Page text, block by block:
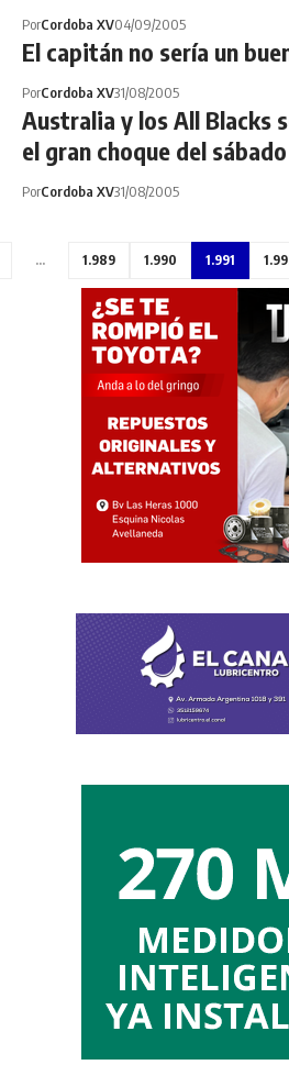
PorCordoba XV04/09/2005
El capitán no sería un
PorCordoba XV31/08/2005
Australia y los All Blacks
el gran choque del sábado
PorCordoba XV31/08/2005
… 1.989 1.990 1.991